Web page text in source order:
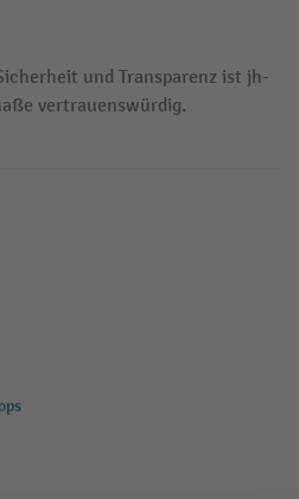
und Transparenz ist jh-
vertrauenswürdig.